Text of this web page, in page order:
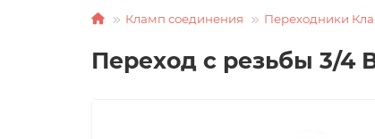
Кламп соединения Переходники
Переход с резьбы 3/4